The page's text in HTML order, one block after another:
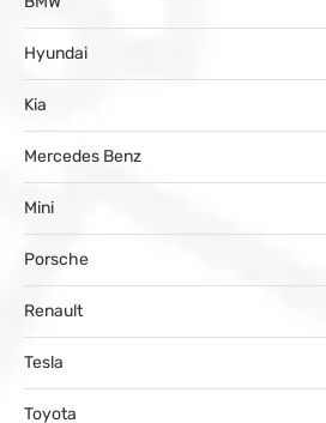
Hyundai
Kia
Mercedes Benz
Mini
Porsche
Renault
Tesla
Toyota